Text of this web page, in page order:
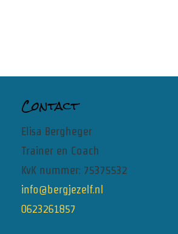
Contact
Elisa Bergheger
Trainer en Coach
KvK nummer: 75375532
info@bergjezelf.nl
0623261857